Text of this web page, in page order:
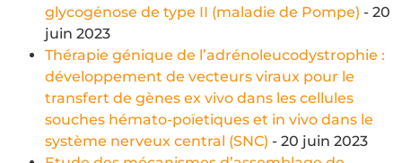
glycogénose de type II (maladie de Pompe) - 20
juin 2023
Thérapie génique de l’adrénoleucodystrophie :
développement de vecteurs viraux pour le
transfert de gènes ex vivo dans les cellules
souches hémato-poïetiques et in vivo dans le
système nerveux central (SNC) - 20 juin 2023